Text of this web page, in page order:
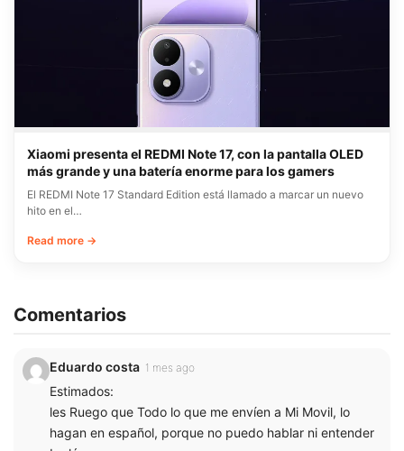
Xiaomi presenta el REDMI Note 17, con la pantalla OLED
más grande y una batería enorme para los gamers
El REDMI Note 17 Standard Edition está llamado a marcar un nuevo
hito en el…
Read more →
Comentarios
Eduardo costa 1 mes ago
Estimados:
les Ruego que Todo lo que me envíen a Mi Movil, lo
hagan en español, porque no puedo hablar ni entender